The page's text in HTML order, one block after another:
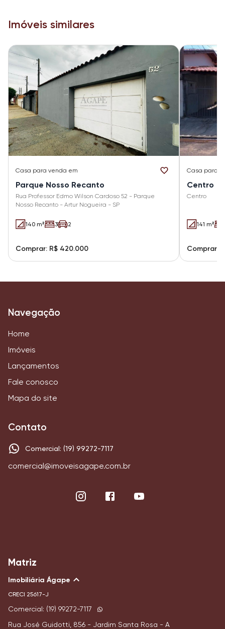
Imóveis similares
Casa para venda em
Parque Nosso Recanto
Rua Professor Edmo Wilson Cardoso 52 - Parque
Nosso Recanto - Artur Nogueira - SP
140 m² 3 2
Comprar: R$ 420.000
Casa para
Centro
Centro
141 m²
Comprar:
Navegação
Home
Imóveis
Lançamentos
Fale conosco
Mapa do site
Contato
Comercial: (19) 99272-7117
comercial@imoveisagape.com.br
Matriz
Imobiliária Ágape
CRECI 25617-J
Comercial: (19) 99272-7117
Rua José Guidotti, 856 - Jardim Santa Rosa - A